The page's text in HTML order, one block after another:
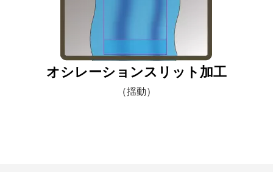
オシレーションスリット加工
（揺動）